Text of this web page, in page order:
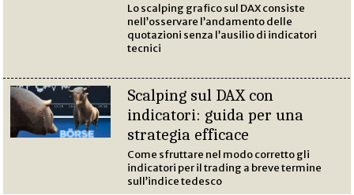
Lo scalping grafico sul DAX consiste
nell’osservare l’andamento delle
quotazioni senza l’ausilio di indicatori
tecnici
Scalping sul DAX con
indicatori: guida per una
strategia efficace
Come sfruttare nel modo corretto gli
indicatori per il trading a breve termine
sull’indice tedesco